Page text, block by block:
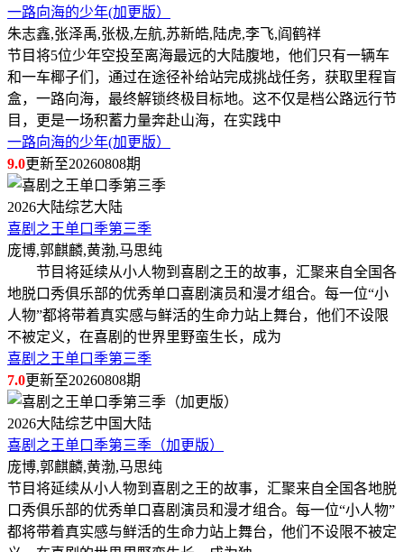
一路向海的少年(加更版）
朱志鑫,张泽禹,张极,左航,苏新皓,陆虎,李飞,阎鹤祥
节目将5位少年空投至离海最远的大陆腹地，他们只有一辆车
和一车椰子们，通过在途径补给站完成挑战任务，获取里程盲
盒，一路向海，最终解锁终极目标地。这不仅是档公路远行节
目，更是一场积蓄力量奔赴山海，在实践中
一路向海的少年(加更版）
9.0更新至20260808期
2026大陆综艺大陆
喜剧之王单口季第三季
庞博,郭麒麟,黄渤,马思纯
节目将延续从小人物到喜剧之王的故事，汇聚来自全国各
地脱口秀俱乐部的优秀单口喜剧演员和漫才组合。每一位“小
人物”都将带着真实感与鲜活的生命力站上舞台，他们不设限
不被定义，在喜剧的世界里野蛮生长，成为
喜剧之王单口季第三季
7.0更新至20260808期
2026大陆综艺中国大陆
喜剧之王单口季第三季（加更版）
庞博,郭麒麟,黄渤,马思纯
节目将延续从小人物到喜剧之王的故事，汇聚来自全国各地脱
口秀俱乐部的优秀单口喜剧演员和漫才组合。每一位“小人物”
都将带着真实感与鲜活的生命力站上舞台，他们不设限不被定